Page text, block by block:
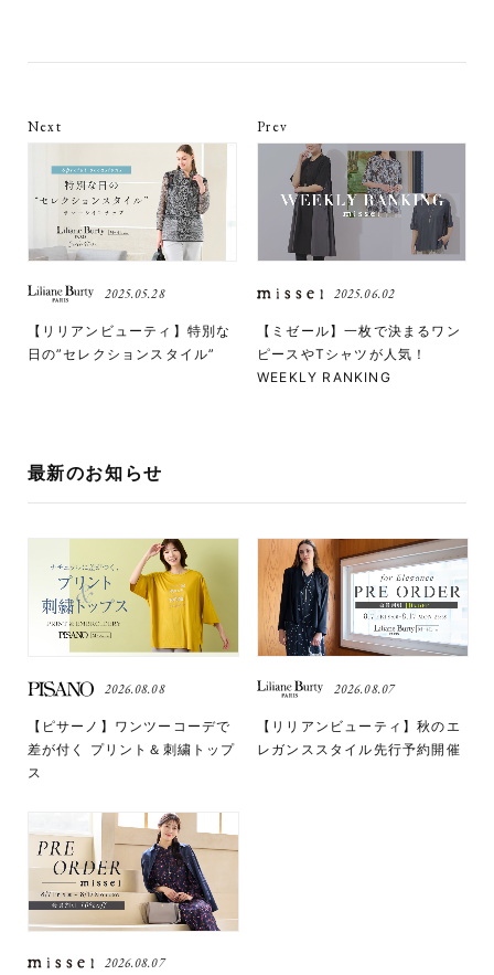
Prev
2025.06.02
【ミゼール】一枚で決まるワン
ピースやTシャツが人気！
WEEKLY RANKING
Next
2025.05.28
【リリアンビューティ】特別な
日の”セレクションスタイル”
最新のお知らせ
2026.08.08
【ピサーノ】ワンツーコーデで
差が付く プリント＆刺繍トップ
ス
2026.08.07
【リリアンビューティ】秋のエ
レガンススタイル先行予約開催
2026.08.07